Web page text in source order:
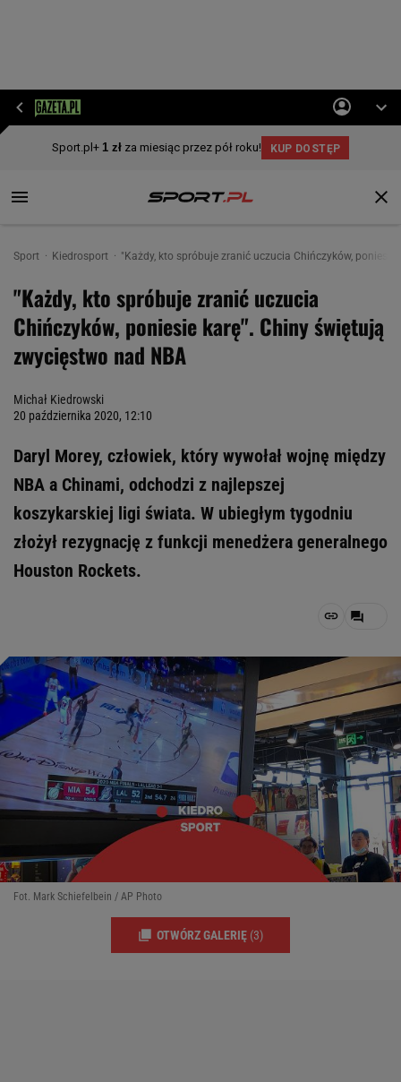
Sport Kiedrosport "Każdy, kto spróbuje zranić uczucia Chińczyków,
"Każdy, kto spróbuje zranić uczucia
Chińczyków, poniesie karę". Chiny świętują
zwycięstwo nad NBA
Michał Kiedrowski
20 października 2020, 12:10
Daryl Morey, człowiek, który wywołał wojnę między
NBA a Chinami, odchodzi z najlepszej
koszykarskiej ligi świata. W ubiegłym tygodniu
złożył rezygnację z funkcji menedżera generalnego
Houston Rockets.
Fot. Mark Schiefelbein / AP Photo
OTWÓRZ GALERIĘ (3)